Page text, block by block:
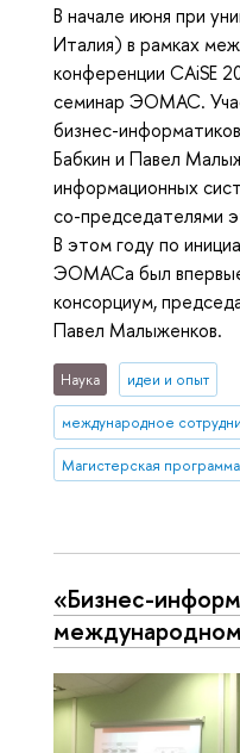
В начале июня при
Италия) в рамках
конференции CAiSE
семинар ЭОМАС.
бизнес-
Бабкин и Павел
информационных
со-председателями
В этом году по
ЭОМАСа был
консорциум,
Павел Малыженков.
Наука идеи и опыт
международное
Магистерская
«Бизнес-